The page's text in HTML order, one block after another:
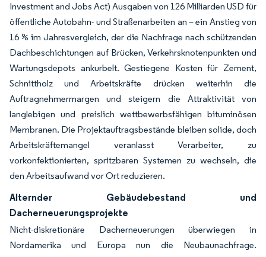
Investment and Jobs Act) Ausgaben von 126 Milliarden USD für
öffentliche Autobahn- und Straßenarbeiten an – ein Anstieg von
16 % im Jahresvergleich, der die Nachfrage nach schützenden
Dachbeschichtungen auf Brücken, Verkehrsknotenpunkten und
Wartungsdepots ankurbelt. Gestiegene Kosten für Zement,
Schnittholz und Arbeitskräfte drücken weiterhin die
Auftragnehmermargen und steigern die Attraktivität von
langlebigen und preislich wettbewerbsfähigen bituminösen
Membranen. Die Projektauftragsbestände bleiben solide, doch
Arbeitskräftemangel veranlasst Verarbeiter, zu
vorkonfektionierten, spritzbaren Systemen zu wechseln, die
den Arbeitsaufwand vor Ort reduzieren.
Alternder Gebäudebestand und
Dacherneuerungsprojekte
Nicht-diskretionäre Dacherneuerungen überwiegen in
Nordamerika und Europa nun die Neubaunachfrage.